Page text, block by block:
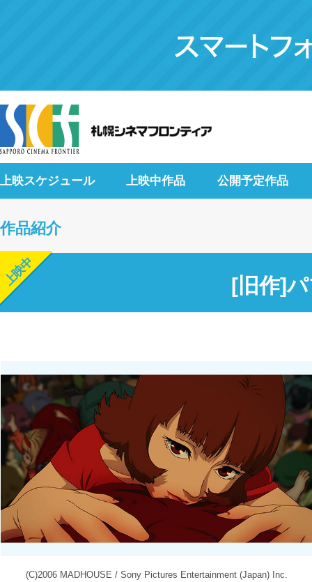
上映スケジュール 上映中作品 公開予定作品
作品紹介
上映中 [旧作]
(C)2006 MADHOUSE / Sony Pictures Entertainment (Japan) Inc.